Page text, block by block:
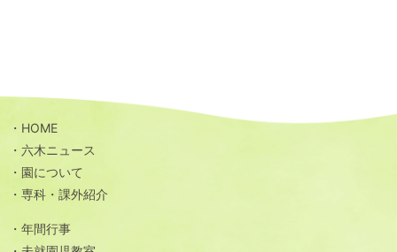
HOME
六木ニュース
園について
専科・課外紹介
年間行事